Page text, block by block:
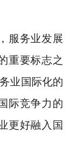
服务业发展
重要标志之
业国际化的
际竞争力的
更好融入国